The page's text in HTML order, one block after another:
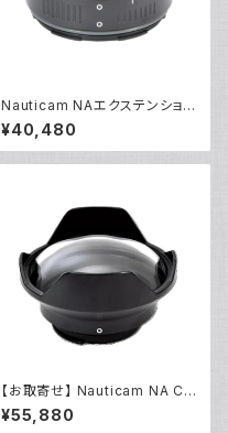
Nauticam NAエクステンション
リングE20 [20505]
¥40,480
【お取寄せ】 Nauticam NA C9
0ドームポート [20726]
¥55,880